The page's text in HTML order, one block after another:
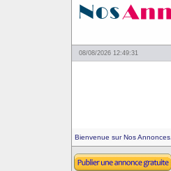
08/08/2026 12:49:31
Bienvenue sur Nos Annonces.